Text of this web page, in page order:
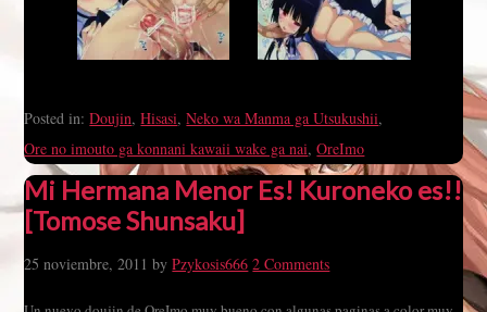
Posted in:Doujin,Hisasi,Neko wa Manma ga Utsukushii,
Ore no imouto ga konnani kawaii wake ga nai,OreImo
Mi Hermana Menor Es! Kuroneko es!!
[Tomose Shunsaku]
25 noviembre, 2011 byPzykosis666 2 Comments